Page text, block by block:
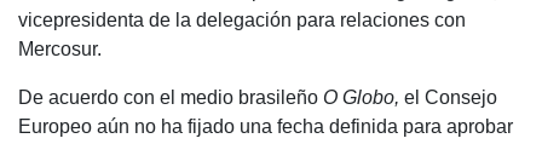
vicepresidenta de la delegación para relaciones con
Mercosur.
De acuerdo con el medio brasileño O Globo, el Consejo
Europeo aún no ha fijado una fecha definida para aprobar